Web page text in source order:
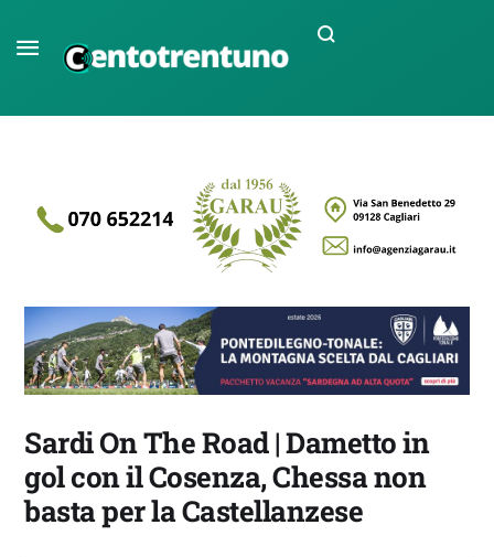
Sardi On The Road | Dametto in
gol con il Cosenza, Chessa non
basta per la Castellanzese